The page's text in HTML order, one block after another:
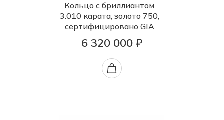
Кольцо с бриллиантом
3.010 карата, золото 750,
сертифицировано GIA
6 320 000 ₽